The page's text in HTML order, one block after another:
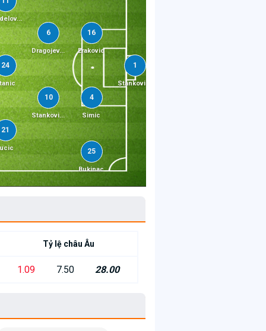
1
Stankovi...
16
Erakovic
4
Simic
25
Bukinac
10
Stankovi...
6
Dragojev...
24
21
Tỷ lệ châu Âu
1.09 7.50 28.00